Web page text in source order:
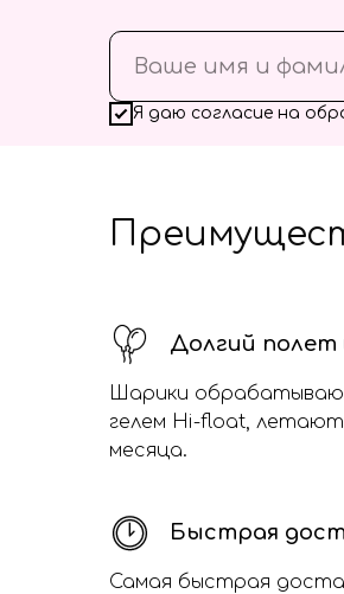
Я даю согласие на
Долгий
Шарики
гелем Hi-float,
месяца.
Быстрая
Самая быстрая